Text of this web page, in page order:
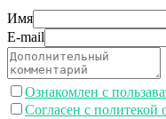
Имя
E-mail
Ознакомлен с
Согласен с